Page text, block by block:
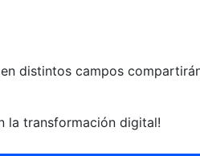
distintos campos
la transformación digital!